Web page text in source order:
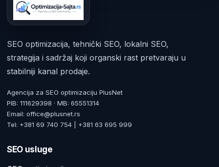
SEO optimizacija, tehnički SEO, lokalni SEO,
strategija i sadržaj koji organski rast pretvaraju u
stabilniji kanal prodaje.
Agencija za SEO optimizaciju PlusNet
PIB: 111629398 · MB: 65551314
Email: office@plusnet.rs
Tel: +381 69 740 754 | +381 63 695 999
SEO usluge